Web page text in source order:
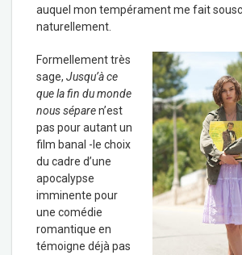
auquel mon tempérament me fait
naturellement.
Formellement très
sage, Jusqu’à ce
que la fin du monde
nous séparen’est
pas pour autant un
film banal -le choix
du cadre d’une
apocalypse
imminente pour
une comédie
romantique en
témoigne déjà pas